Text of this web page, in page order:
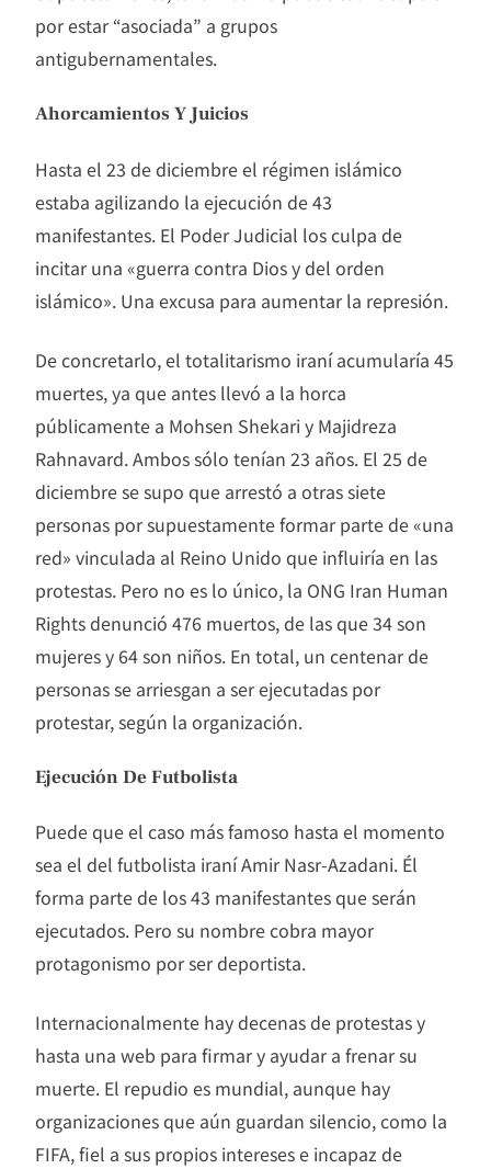
por estar “asociada” a grupos
antigubernamentales.
Ahorcamientos Y Juicios
Hasta el 23 de diciembre el régimen islámico
estaba agilizando la ejecución de 43
manifestantes. El Poder Judicial los culpa de
incitar una «guerra contra Dios y del orden
islámico». Una excusa para aumentar la represión.
De concretarlo, el totalitarismo iraní acumularía 45
muertes, ya que antes llevó a la horca
públicamente a Mohsen Shekari y Majidreza
Rahnavard. Ambos sólo tenían 23 años. El 25 de
diciembre se supo que arrestó a otras siete
personas por supuestamente formar parte de «una
red» vinculada al Reino Unido que influiría en las
protestas. Pero no es lo único, la ONG Iran Human
Rights denunció 476 muertos, de las que 34 son
mujeres y 64 son niños. En total, un centenar de
personas se arriesgan a ser ejecutadas por
protestar, según la organización.
Ejecución De Futbolista
Puede que el caso más famoso hasta el momento
sea el del futbolista iraní Amir Nasr-Azadani. Él
forma parte de los 43 manifestantes que serán
ejecutados. Pero su nombre cobra mayor
protagonismo por ser deportista.
Internacionalmente hay decenas de protestas y
hasta una web para firmar y ayudar a frenar su
muerte. El repudio es mundial, aunque hay
organizaciones que aún guardan silencio, como la
FIFA, fiel a sus propios intereses e incapaz de